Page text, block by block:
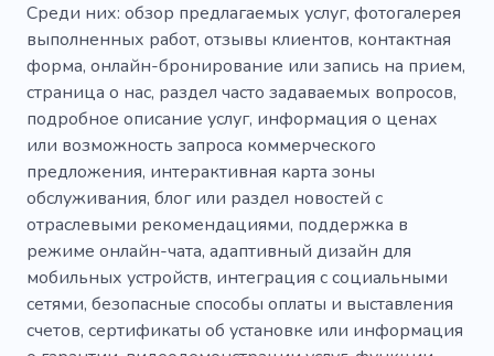
Среди них: обзор предлагаемых услуг, фотогалерея
выполненных работ, отзывы клиентов, контактная
форма, онлайн-бронирование или запись на прием,
страница о нас, раздел часто задаваемых вопросов,
подробное описание услуг, информация о ценах
или возможность запроса коммерческого
предложения, интерактивная карта зоны
обслуживания, блог или раздел новостей с
отраслевыми рекомендациями, поддержка в
режиме онлайн-чата, адаптивный дизайн для
мобильных устройств, интеграция с социальными
сетями, безопасные способы оплаты и выставления
счетов, сертификаты об установке или информация